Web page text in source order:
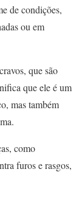
de condições,
ou em
que são
que ele é um
mas também
como
furos e rasgos,